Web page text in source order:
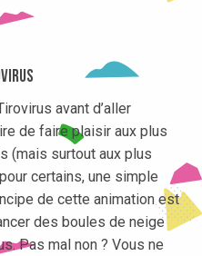
avant d’aller
de faire plaisir aux plus
(mais surtout aux plus
certains, une simple
de cette animation est
des boules de neige
Pas mal non ? Vous ne